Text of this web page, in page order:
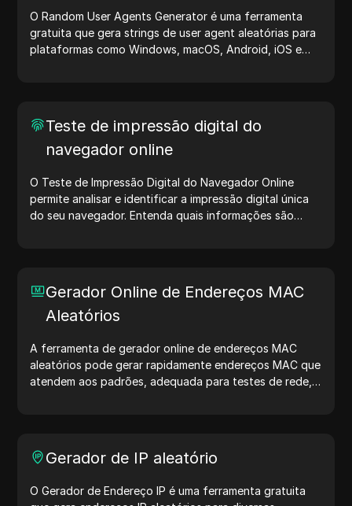
O Random User Agents Generator é uma ferramenta
gratuita que gera strings de user agent aleatórias para
plataformas como Windows, macOS, Android, iOS e
de trabalho — comece a gerar user agents hoje mesmo!
Teste de impressão digital do
navegador online
O Teste de Impressão Digital do Navegador Online
permite analisar e identificar a impressão digital única
do seu navegador. Entenda quais informações são
Gerador Online de Endereços MAC
Aleatórios
A ferramenta de gerador online de endereços MAC
aleatórios pode gerar rapidamente endereços MAC que
atendem aos padrões, adequada para testes de rede,
Gerador de IP aleatório
O Gerador de Endereço IP é uma ferramenta gratuita